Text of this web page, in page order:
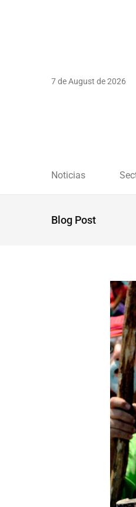
7 de August de 2026
Noticias
Blog Post